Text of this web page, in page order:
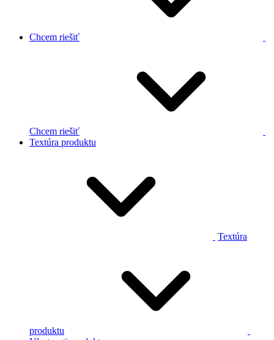
Chcem riešiť
Chcem riešiť
Textúra produktu
Textúra
produktu